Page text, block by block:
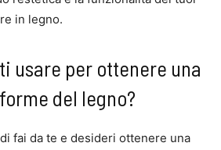
in legno.
usare per ottenere una
del legno?
fai da te e desideri ottenere una